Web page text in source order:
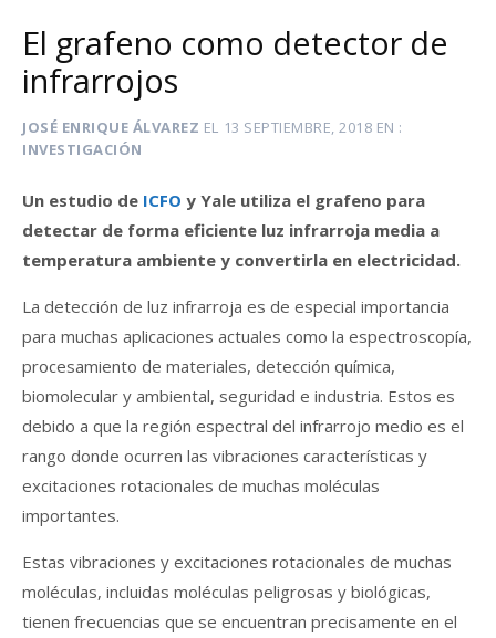
El grafeno como detector de
infrarrojos
JOSÉ ENRIQUE ÁLVAREZ EL 13 SEPTIEMBRE, 2018 EN
INVESTIGACIÓN
Un estudio de ICFO y Yale utiliza el grafeno para
detectar de forma eficiente luz infrarroja media a
temperatura ambiente y convertirla en electricidad.
La detección de luz infrarroja es de especial importancia
para muchas aplicaciones actuales como la espectroscopía,
procesamiento de materiales, detección química,
biomolecular y ambiental, seguridad e industria. Estos es
debido a que la región espectral del infrarrojo medio es el
rango donde ocurren las vibraciones características y
excitaciones rotacionales de muchas moléculas
importantes.
Estas vibraciones y excitaciones rotacionales de muchas
moléculas, incluidas moléculas peligrosas y biológicas,
tienen frecuencias que se encuentran precisamente en el